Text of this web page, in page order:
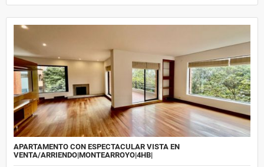
APARTAMENTO CON ESPECTACULAR VISTA EN
VENTA/ARRIENDO|MONTEARROYO|4HB|